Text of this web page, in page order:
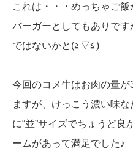
これは・・・めっちゃご飯
バーガーとしてもありで
ではないかと(≧▽≦)
今回のコメ牛はお肉の量
ますが、けっこう濃い味
に“並”サイズでちょうど良
ームがあって満足でした♪